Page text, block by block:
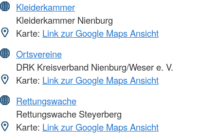
Kleiderkammer
Kleiderkammer Nienburg
Karte: Link zur Google Maps Ansicht
Ortsvereine
DRK Kreisverband Nienburg/Weser e. V.
Karte: Link zur Google Maps Ansicht
Rettungswache
Rettungswache Steyerberg
Karte: Link zur Google Maps Ansicht